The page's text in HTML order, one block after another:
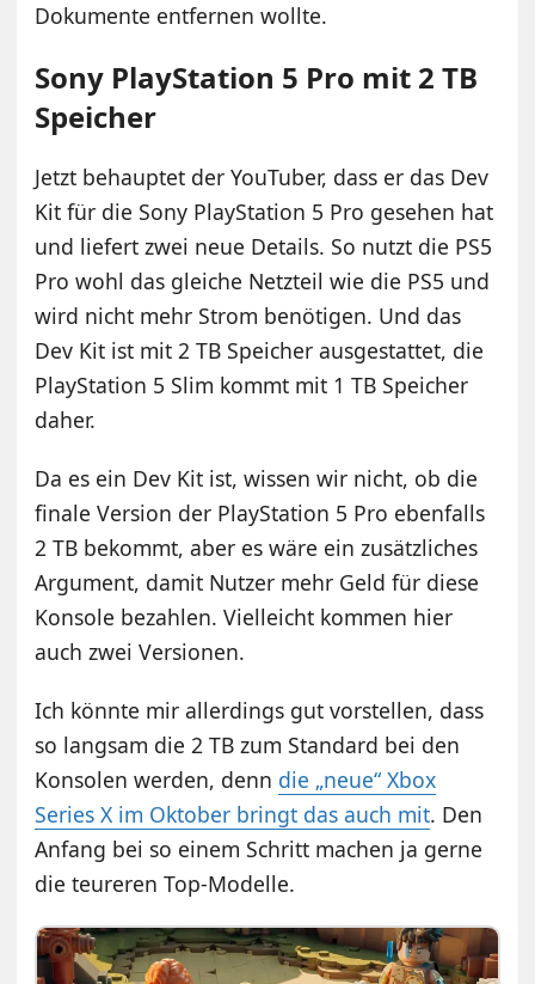
Dokumente entfernen wollte.
Sony PlayStation 5 Pro mit 2 TB
Speicher
Jetzt behauptet der YouTuber, dass er das Dev
Kit für die Sony PlayStation 5 Pro gesehen hat
und liefert zwei neue Details. So nutzt die PS5
Pro wohl das gleiche Netzteil wie die PS5 und
wird nicht mehr Strom benötigen. Und das
Dev Kit ist mit 2 TB Speicher ausgestattet, die
PlayStation 5 Slim kommt mit 1 TB Speicher
daher.
Da es ein Dev Kit ist, wissen wir nicht, ob die
finale Version der PlayStation 5 Pro ebenfalls
2 TB bekommt, aber es wäre ein zusätzliches
Argument, damit Nutzer mehr Geld für diese
Konsole bezahlen. Vielleicht kommen hier
auch zwei Versionen.
Ich könnte mir allerdings gut vorstellen, dass
so langsam die 2 TB zum Standard bei den
Konsolen werden, denn die „neue“ Xbox
Series X im Oktober bringt das auch mit. Den
Anfang bei so einem Schritt machen ja gerne
die teureren Top-Modelle.